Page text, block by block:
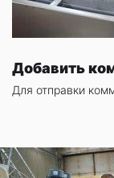
Добавить
Для отправки